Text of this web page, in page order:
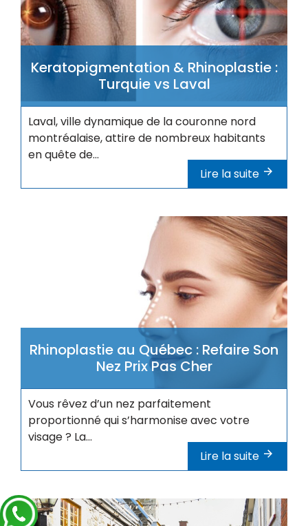
Keratopigmentation & Rhinoplastie :
Turquie vs Laval
Laval, ville dynamique de la couronne nord
montréalaise, attire de nombreux habitants
en quête de...
Lire la suite
Rhinoplastie au Québec : Refaire Son
Nez Prix Pas Cher
Vous rêvez d’un nez parfaitement
proportionné qui s’harmonise avec votre
visage ? La...
Lire la suite